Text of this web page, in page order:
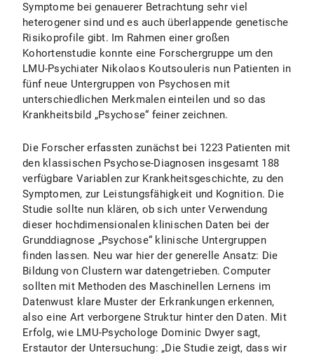
Symptome bei genauerer Betrachtung sehr viel
heterogener sind und es auch überlappende genetische
Risikoprofile gibt. Im Rahmen einer großen
Kohortenstudie konnte eine Forschergruppe um den
LMU-Psychiater Nikolaos Koutsouleris nun Patienten in
fünf neue Untergruppen von Psychosen mit
unterschiedlichen Merkmalen einteilen und so das
Krankheitsbild „Psychose“ feiner zeichnen.
Die Forscher erfassten zunächst bei 1223 Patienten mit
den klassischen Psychose-Diagnosen insgesamt 188
verfügbare Variablen zur Krankheitsgeschichte, zu den
Symptomen, zur Leistungsfähigkeit und Kognition. Die
Studie sollte nun klären, ob sich unter Verwendung
dieser hochdimensionalen klinischen Daten bei der
Grunddiagnose „Psychose“ klinische Untergruppen
finden lassen. Neu war hier der generelle Ansatz: Die
Bildung von Clustern war datengetrieben. Computer
sollten mit Methoden des Maschinellen Lernens im
Datenwust klare Muster der Erkrankungen erkennen,
also eine Art verborgene Struktur hinter den Daten. Mit
Erfolg, wie LMU-Psychologe Dominic Dwyer sagt,
Erstautor der Untersuchung: „Die Studie zeigt, dass wir